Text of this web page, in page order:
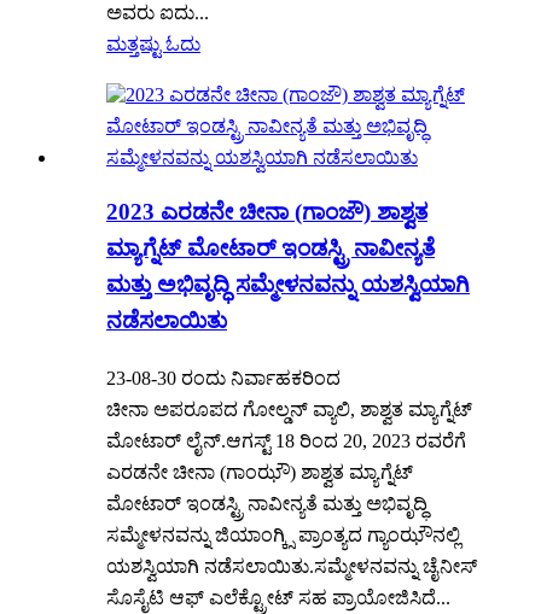
ಅವರು ಐದು...
ಮತ್ತಷ್ಟು ಓದು
2023 ಎರಡನೇ ಚೀನಾ (ಗಾಂಜೌ) ಶಾಶ್ವತ
ಮ್ಯಾಗ್ನೆಟ್ ಮೋಟಾರ್ ಇಂಡಸ್ಟ್ರಿ ನಾವೀನ್ಯತೆ
ಮತ್ತು ಅಭಿವೃದ್ಧಿ ಸಮ್ಮೇಳನವನ್ನು ಯಶಸ್ವಿಯಾಗಿ
ನಡೆಸಲಾಯಿತು
23-08-30 ರಂದು ನಿರ್ವಾಹಕರಿಂದ
ಚೀನಾ ಅಪರೂಪದ ಗೋಲ್ಡನ್ ವ್ಯಾಲಿ, ಶಾಶ್ವತ ಮ್ಯಾಗ್ನೆಟ್
ಮೋಟಾರ್ ಲೈನ್.ಆಗಸ್ಟ್ 18 ರಿಂದ 20, 2023 ರವರೆಗೆ
ಎರಡನೇ ಚೀನಾ (ಗಾಂಝೌ) ಶಾಶ್ವತ ಮ್ಯಾಗ್ನೆಟ್
ಮೋಟಾರ್ ಇಂಡಸ್ಟ್ರಿ ನಾವೀನ್ಯತೆ ಮತ್ತು ಅಭಿವೃದ್ಧಿ
ಸಮ್ಮೇಳನವನ್ನು ಜಿಯಾಂಗ್ಕ್ಸಿ ಪ್ರಾಂತ್ಯದ ಗ್ಯಾಂಝೌನಲ್ಲಿ
ಯಶಸ್ವಿಯಾಗಿ ನಡೆಸಲಾಯಿತು.ಸಮ್ಮೇಳನವನ್ನು ಚೈನೀಸ್
ಸೊಸೈಟಿ ಆಫ್ ಎಲೆಕ್ಟ್ರೋಟ್ ಸಹ ಪ್ರಾಯೋಜಿಸಿದೆ...